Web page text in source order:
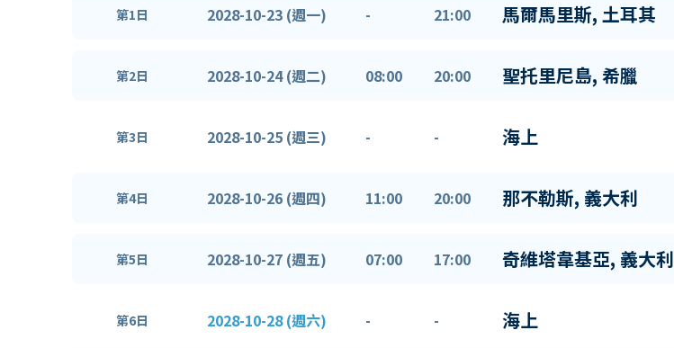
第1日 2028-10-23 (週一) - 21:00 馬爾馬里斯, 土耳其
第2日 2028-10-24 (週二) 08:00 20:00 聖托里尼島, 希臘
第3日 2028-10-25 (週三) - - 海上
第4日 2028-10-26 (週四) 11:00 20:00 那不勒斯, 義大利
第5日 2028-10-27 (週五) 07:00 17:00 奇維塔韋基亞, 義大利
第6日 2028-10-28 (週六) - - 海上